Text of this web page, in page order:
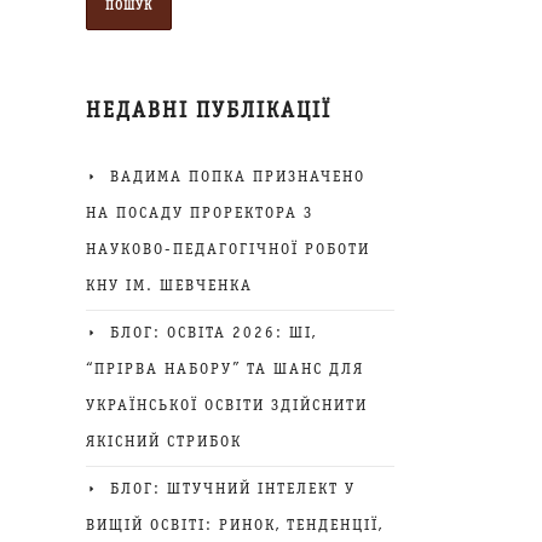
НЕДАВНІ ПУБЛІКАЦІЇ
ВАДИМА ПОПКА ПРИЗНАЧЕНО
НА ПОСАДУ ПРОРЕКТОРА З
НАУКОВО-ПЕДАГОГІЧНОЇ РОБОТИ
КНУ ІМ. ШЕВЧЕНКА
БЛОГ: ОСВІТА 2026: ШІ,
“ПРІРВА НАБОРУ” ТА ШАНС ДЛЯ
УКРАЇНСЬКОЇ ОСВІТИ ЗДІЙСНИТИ
ЯКІСНИЙ СТРИБОК
БЛОГ: ШТУЧНИЙ ІНТЕЛЕКТ У
ВИЩІЙ ОСВІТІ: РИНОК, ТЕНДЕНЦІЇ,